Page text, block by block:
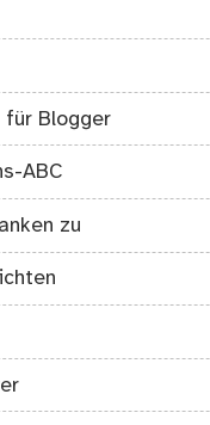
für Blogger
ABC
zu